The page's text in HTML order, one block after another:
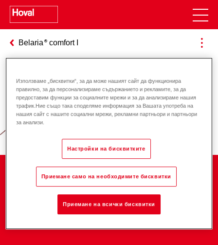
Belaria comfort I
Отговорност за енергията и
околната среда
Компания
Използваме „бисквитки“, за да може нашият сайт да функционира
правилно, за да персонализираме съдържанието и рекламите, за да
предоставим функции за социалните мрежи и за да анализираме нашия
трафик.Ние също така споделяме информация за Вашата употреба на
нашия сайт с нашите социални мрежи, рекламни партньори и партньори
за анализи.
Настройки на бисквитките
Приемане само на необходимите бисквитки
Приемане на всички бисквитки